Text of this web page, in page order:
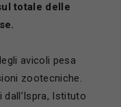
totale delle
avicoli pesa
zootecniche.
Istituto